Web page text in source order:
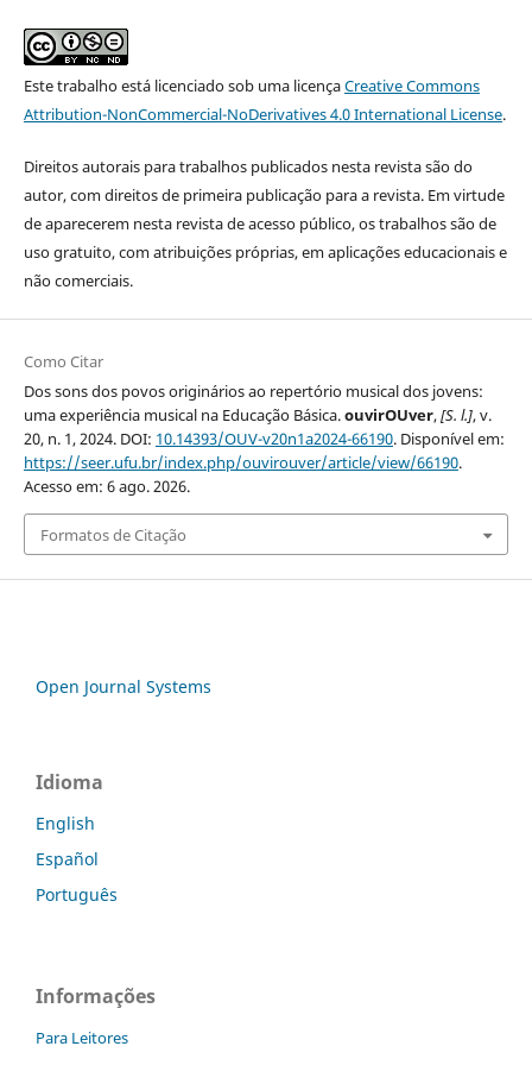
Este trabalho está licenciado sob uma licençaCreative Commons
Attribution-NonCommercial-NoDerivatives 4.0 International License.
Direitos autorais para trabalhos publicados nesta revista são do
autor, com direitos de primeira publicação para a revista. Em virtude
de aparecerem nesta revista de acesso público, os trabalhos são de
uso gratuito, com atribuições próprias, em aplicações educacionais e
não comerciais.
Como Citar
Dos sons dos povos originários ao repertório musical dos jovens:
uma experiência musical na Educação Básica.ouvirOUver,[S. l.], v.
20, n. 1, 2024. DOI: 10.14393/OUV-v20n1a2024-66190. Disponível em:
https://seer.ufu.br/index.php/ouvirouver/article/view/66190.
Acesso em: 6 ago. 2026.
Formatos de Citação
Open Journal Systems
Idioma
English
Español
Português
Informações
Para Leitores